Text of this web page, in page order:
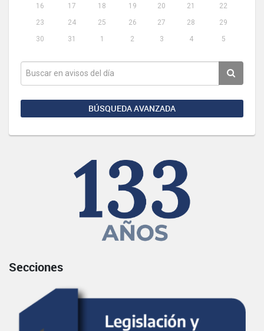
16
17 18 19 20 21
22
23
24 25 26 27 28
29
30
31 1 2 3 4 5
BÚSQUEDA AVANZADA
Secciones